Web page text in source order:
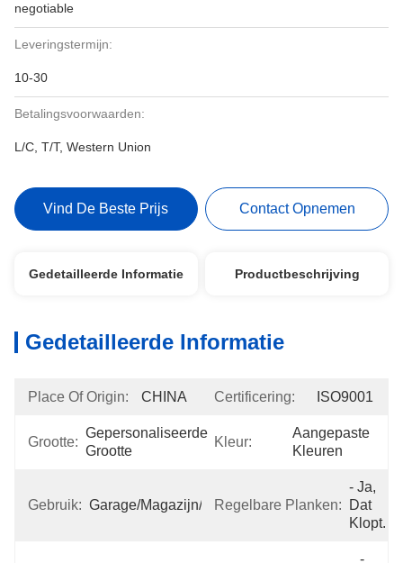
negotiable
Leveringstermijn:
10-30
Betalingsvoorwaarden:
L/C, T/T, Western Union
Vind De Beste Prijs Contact Opnemen
Gedetailleerde Informatie Productbeschrijving
Gedetailleerde Informatie
Place Of Origin: CHINA Certificering: ISO9001
Grootte:
Gepersonaliseerde
Grootte
Kleur:
Aangepaste
Kleuren
Gebruik: Garage/magazijn/kantoor/keuken
Regelbare Planken:
- Ja,
Dat
Klopt.
-